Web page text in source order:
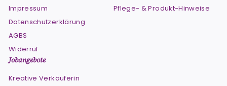
Impressum
Datenschutzerklärung
AGBS
Widerruf
Pflege- & Produkt-Hinweise
Jobangebote
Kreative Verkäuferin